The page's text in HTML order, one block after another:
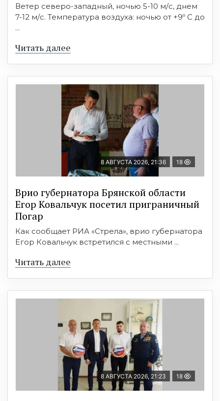
Ветер северо-западный, ночью 5-10 м/с, днем
7-12 м/с. Температура воздуха: ночью от +9º C до
...
Читать далее
8 АВГУСТА 2026, 21:36 18
Врио губернатора Брянской области
Егор Ковальчук посетил приграничный
Погар
Как сообщает РИА «Стрела», врио губернатора
Егор Ковальчук встретился с местными ...
Читать далее
8 АВГУСТА 2026, 21:23 18